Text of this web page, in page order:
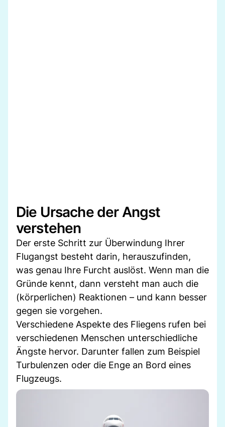
Die Ursache der Angst
verstehen
Der erste Schritt zur Überwindung Ihrer
Flugangst besteht darin, herauszufinden,
was genau Ihre Furcht auslöst. Wenn man die
Gründe kennt, dann versteht man auch die
(körperlichen) Reaktionen – und kann besser
gegen sie vorgehen.
Verschiedene Aspekte des Fliegens rufen bei
verschiedenen Menschen unterschiedliche
Ängste hervor. Darunter fallen zum Beispiel
Turbulenzen oder die Enge an Bord eines
Flugzeugs.